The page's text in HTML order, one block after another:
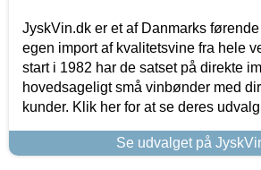
JyskVin.dk er et af Danmarks
egen import af kvalitetsvine fra hele
start i 1982 har de satset på direkte
hovedsageligt små vinbønder med
kunder. Klik her for at se deres
Se udvalget på